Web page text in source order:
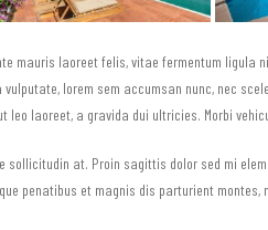
mauris laoreet felis, vitae fermentum ligula
vulputate, lorem sem accumsan nunc, nec
leo laoreet, a gravida dui ultricies. Morbi
sollicitudin at. Proin sagittis dolor sed mi
penatibus et magnis dis parturient